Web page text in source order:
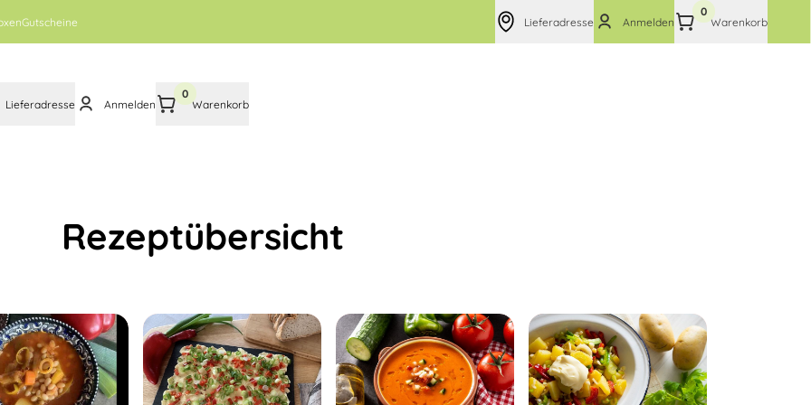
Gutscheine Lieferadresse Anmelden
0
Warenkorb
Lieferadresse Anmelden
0
Warenkorb
Rezeptübersicht